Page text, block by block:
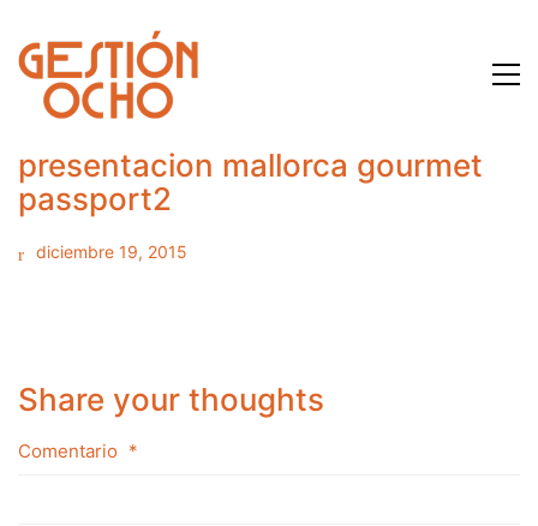
presentacion mallorca gourmet
passport2
diciembre 19, 2015
Share your thoughts
Comentario *